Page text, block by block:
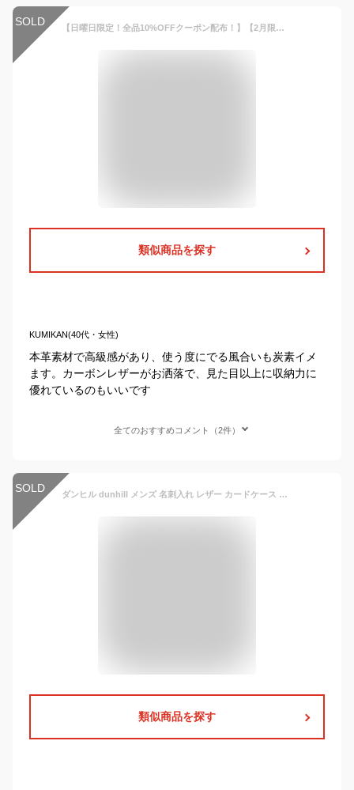
SOLD 【日曜日限定！全品10%OFFクーポン配布！】【2月限定!名入れ100円OFFクーポン配布中】名刺入れ メンズ 本革 名刺ケース カードケース 大人 ビジネス カジュアル カーボンレザー 高級 ブラック 黒 大容量 薄い 皮 父の日 新社会
類似商品を探す
KUMIKAN(40代・女性)
本革素材で高級感があり、使う度にでる風合いも炭素イメ
ます。カーボンレザーがお洒落で、見た目以上に収納力に
優れているのもいいです
全てのおすすめコメント（2件）
SOLD ダンヒル dunhill メンズ 名刺入れ レザー カードケース ブラック 19F2C47CA 001 | コンビニ受取 ブランド
類似商品を探す